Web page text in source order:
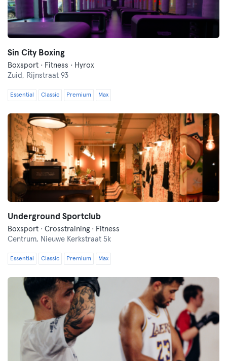
Sin City Boxing
Boxsport · Fitness · Hyrox
Zuid, Rijnstraat 93
Essential Classic Premium Max
Underground Sportclub
Boxsport · Crosstraining · Fitness
Centrum, Nieuwe Kerkstraat 5k
Essential Classic Premium Max